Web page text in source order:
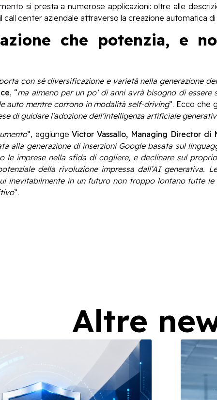
si presta a numerose applicazioni: oltre alle
call center aziendale attraverso la creazione automatica
che potenzia, e
con sé diversificazione e varietà nella generazione
, “ma almeno per un po’ di anni avrà bisogno di
auto mentre corrono in modalità self-driving”. Ecco che
di guidare l’adozione dell’intelligenza artificiale
”, aggiungeVictor Vassallo, Managing Director di
alla generazione di inserzioni Google basata sul
le imprese nella sfida di cogliere, e declinare sul
della rivoluzione impressa dall’AI generativa.
inevitabilmente in un futuro non troppo lontano tutte
”.
Altre